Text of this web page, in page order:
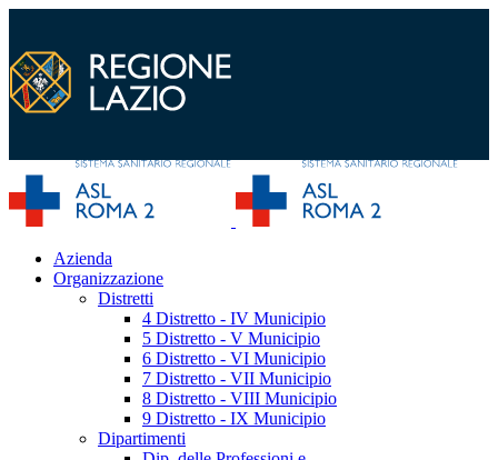
Azienda
Organizzazione
Distretti
4 Distretto - IV Municipio
5 Distretto - V Municipio
6 Distretto - VI Municipio
7 Distretto - VII Municipio
8 Distretto - VIII Municipio
9 Distretto - IX Municipio
Dipartimenti